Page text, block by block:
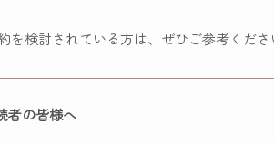
を検討されている方は、ぜひご参考くださ
者の皆様へ